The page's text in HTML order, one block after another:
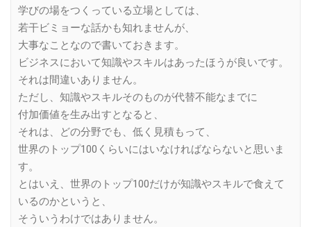
学びの場をつくっている立場としては、
若干ビミョーな話かも知れませんが、
大事なことなので書いておきます。
ビジネスにおいて知識やスキルはあったほうが良いです。
それは間違いありません。
ただし、知識やスキルそのものが代替不能なまでに
付加価値を生み出すとなると、
それは、どの分野でも、低く見積もって、
世界のトップ100くらいにはいなければならないと思いま
す。
とはいえ、世界のトップ100だけが知識やスキルで食えて
いるのかというと、
そういうわけではありません。